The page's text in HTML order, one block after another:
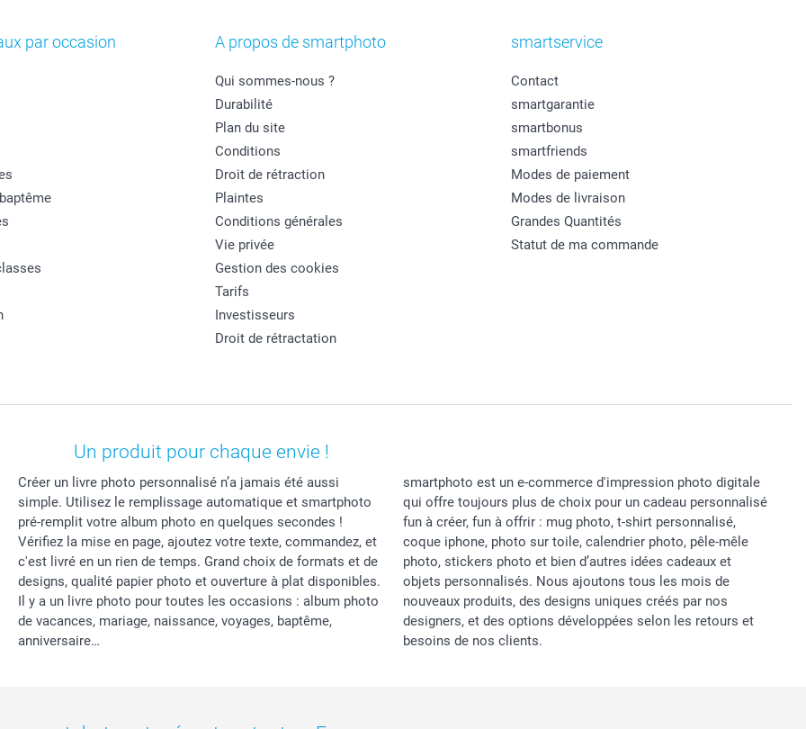
par occasion A propos de smartphoto
Qui sommes-nous ?
Durabilité
Plan du site
Conditions
Droit de rétraction
Plaintes
Conditions générales
Vie privée
Gestion des cookies
Tarifs
Investisseurs
Droit de rétractation
smartservice
Contact
smartgarantie
smartbonus
smartfriends
Modes de paiement
Modes de livraison
Grandes Quantités
Statut de ma commande
Un produit pour chaque envie !
Créer un livre photo personnalisé n’a jamais été aussi
simple. Utilisez le remplissage automatique et smartphoto
pré-remplit votre album photo en quelques secondes !
Vérifiez la mise en page, ajoutez votre texte, commandez, et
c'est livré en un rien de temps. Grand choix de formats et de
designs, qualité papier photo et ouverture à plat disponibles.
Il y a un livre photo pour toutes les occasions : album photo
de vacances, mariage, naissance, voyages, baptême,
anniversaire…
smartphoto est un e-commerce d'impression photo digitale
qui offre toujours plus de choix pour un cadeau personnalisé
fun à créer, fun à offrir : mug photo, t-shirt personnalisé,
coque iphone, photo sur toile, calendrier photo, pêle-mêle
photo, stickers photo et bien d’autres idées cadeaux et
objets personnalisés. Nous ajoutons tous les mois de
nouveaux produits, des designs uniques créés par nos
designers, et des options développées selon les retours et
besoins de nos clients.